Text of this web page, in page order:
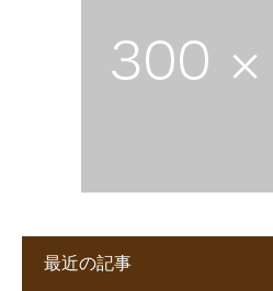
最近の記事